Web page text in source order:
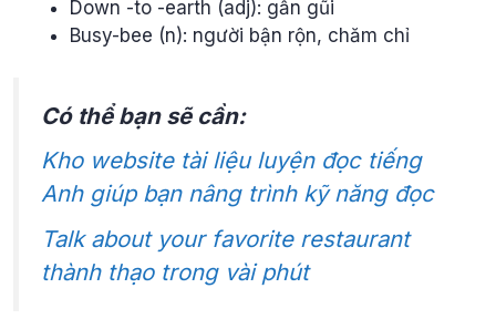
Down -to -earth (adj): gần gũi
Busy-bee (n): người bận rộn, chăm chỉ
Có thể bạn sẽ cần:
Kho website tài liệu luyện đọc tiếng
Anh giúp bạn nâng trình kỹ năng đọc
Talk about your favorite restaurant
thành thạo trong vài phút